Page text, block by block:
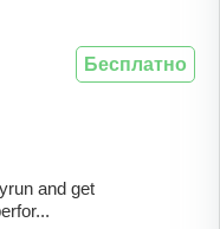
and get
Бесплатно